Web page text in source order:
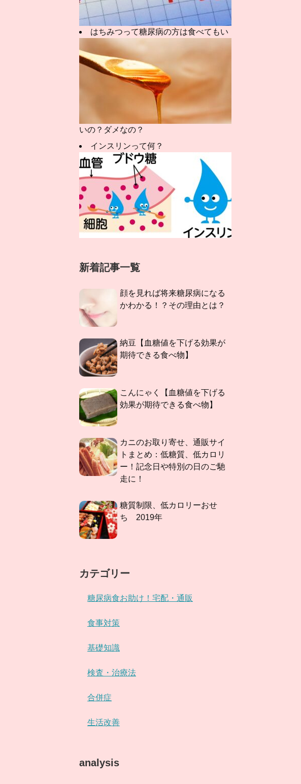
はちみつって糖尿病の方は食べてもい
いの？ダメなの？
インスリンって何？
新着記事一覧
顔を見れば将来糖尿病になる
かわかる！？その理由とは？
納豆【血糖値を下げる効果が
期待できる食べ物】
こんにゃく【血糖値を下げる
効果が期待できる食べ物】
カニのお取り寄せ、通販サイ
トまとめ：低糖質、低カロリ
ー！記念日や特別の日のご馳
走に！
糖質制限、低カロリーおせ
ち 2019年
カテゴリー
糖尿病食お助け！宅配・通販
食事対策
基礎知識
検査・治療法
合併症
生活改善
analysis